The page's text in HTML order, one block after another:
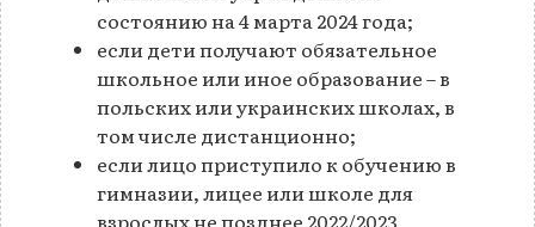
состоянию на 4 марта 2024 года;
если дети получают обязательное
школьное или иное образование – в
польских или украинских школах, в
том числе дистанционно;
если лицо приступило к обучению в
гимназии, лицее или школе для
взрослых не позднее 2022/2023